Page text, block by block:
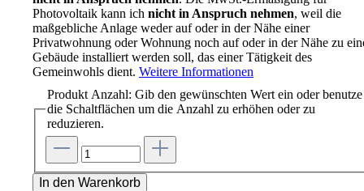
Photovoltaik kann ich nicht in Anspruch nehmen, weil die
maßgebliche Anlage weder auf oder in der Nähe einer
Privatwohnung oder Wohnung noch auf oder in der Nähe zu
Gebäude installiert werden soll, das einer Tätigkeit des
Gemeinwohls dient. Weitere Informationen
Produkt Anzahl: Gib den gewünschten Wert ein oder benutze
die Schaltflächen um die Anzahl zu erhöhen oder zu
reduzieren.
In den Warenkorb